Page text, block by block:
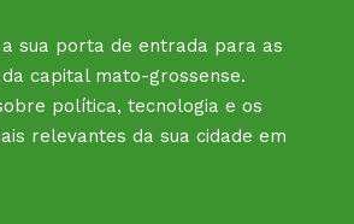
sua porta de entrada para as
capital mato-grossense.
política, tecnologia e os
relevantes da sua cidade em